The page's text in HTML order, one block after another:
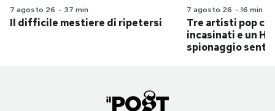
7 agosto 26 - 37 min
Il difficile mestiere di ripetersi
7 agosto 26 - 16 min
Tre artisti pop
incasinati e un
spionaggio